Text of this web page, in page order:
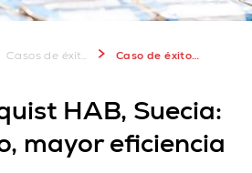
Casos de éxito de clientes Caso de éxito Arvid Nordquist: almacén automatizado sostenible de gran altura
HAB, Suecia:
mayor eficiencia